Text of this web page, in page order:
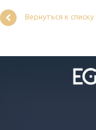
Вернуться к списку